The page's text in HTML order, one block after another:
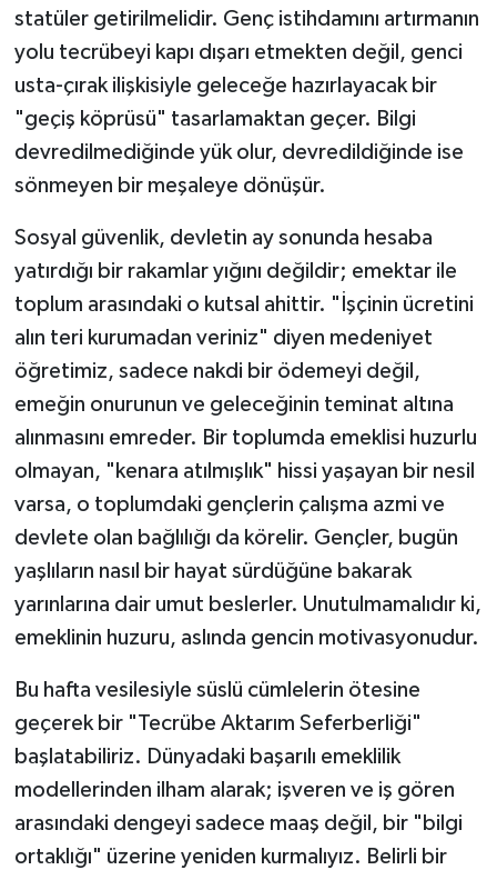
statüler getirilmelidir. Genç istihdamını artırmanın
yolu tecrübeyi kapı dışarı etmekten değil, genci
usta-çırak ilişkisiyle geleceğe hazırlayacak bir
"geçiş köprüsü" tasarlamaktan geçer. Bilgi
devredilmediğinde yük olur, devredildiğinde ise
sönmeyen bir meşaleye dönüşür.
Sosyal güvenlik, devletin ay sonunda hesaba
yatırdığı bir rakamlar yığını değildir; emektar ile
toplum arasındaki o kutsal ahittir. "İşçinin ücretini
alın teri kurumadan veriniz" diyen medeniyet
öğretimiz, sadece nakdi bir ödemeyi değil,
emeğin onurunun ve geleceğinin teminat altına
alınmasını emreder. Bir toplumda emeklisi huzurlu
olmayan, "kenara atılmışlık" hissi yaşayan bir nesil
varsa, o toplumdaki gençlerin çalışma azmi ve
devlete olan bağlılığı da körelir. Gençler, bugün
yaşlıların nasıl bir hayat sürdüğüne bakarak
yarınlarına dair umut beslerler. Unutulmamalıdır ki,
emeklinin huzuru, aslında gencin motivasyonudur.
Bu hafta vesilesiyle süslü cümlelerin ötesine
geçerek bir "Tecrübe Aktarım Seferberliği"
başlatabiliriz. Dünyadaki başarılı emeklilik
modellerinden ilham alarak; işveren ve iş gören
arasındaki dengeyi sadece maaş değil, bir "bilgi
ortaklığı" üzerine yeniden kurmalıyız. Belirli bir